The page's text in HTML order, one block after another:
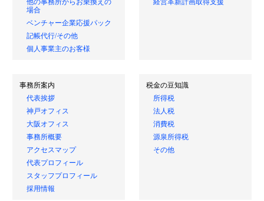
創業3年目までの特別料金
他の事務所からお乗換えの
場合
ベンチャー企業応援パック
記帳代行/その他
資金調達支援
事務所案内
代表挨拶
神戸オフィス
大阪オフィス
事務所概要
アクセスマップ
代表プロフィール
スタッフプロフィール
税金の豆知識
所得税
法人税
消費税
源泉所得税